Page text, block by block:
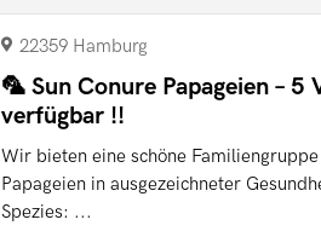
22359 Hamburg
🦜 Sun Conure Papageien – 5
verfügbar !!
Wir bieten eine schöne
Papageien in ausgezeichneter
Spezies: ...